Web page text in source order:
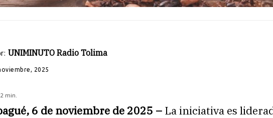
UNIMINUTO Radio Tolima
2025
2 min.
6 de noviembre de 2025 – La iniciativa es